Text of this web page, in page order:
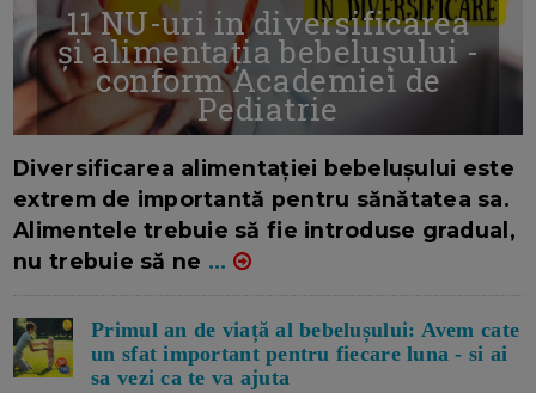
11 NU-uri in diversificarea
și alimentația bebelușului -
conform Academiei de
Pediatrie
Diversificarea alimentației bebelușului este
extrem de importantă pentru sănătatea sa.
Alimentele trebuie să fie introduse gradual,
nu trebuie să ne ...
Primul an de viață al bebelușului: Avem cate
un sfat important pentru fiecare luna - si ai
sa vezi ca te va ajuta